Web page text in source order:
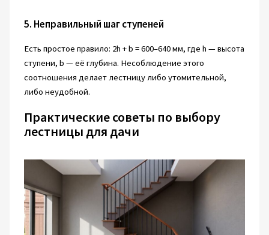
5. Неправильный шаг ступеней
Есть простое правило: 2h + b = 600–640 мм, где h — высота
ступени, b — её глубина. Несоблюдение этого
соотношения делает лестницу либо утомительной,
либо неудобной.
Практические советы по выбору
лестницы для дачи